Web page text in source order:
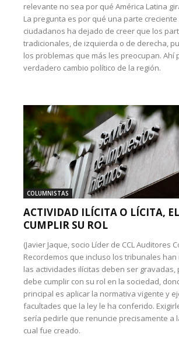
relevante no sea por qué América Latina
La pregunta es por qué una parte creciente
ciudadanos ha dejado de creer que los
tradicionales, de izquierda o de derecha,
los problemas que más les preocupan. Ahí
verdadero cambio político de la región.
COLUMNISTAS
ACTIVIDAD ILÍCITA O LÍCITA,
CUMPLIR SU ROL
(Javier Jaque, socio Líder de CCL Auditores
Recordemos que incluso los tribunales
las actividades ilícitas deben ser gravadas,
debe cumplir con su rol en la sociedad,
principal es aplicar la normativa vigente y
facultades que la ley le ha conferido.
sería pedirle que renuncie precisamente a
cual fue creado.